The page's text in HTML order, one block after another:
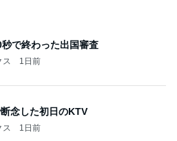
で終わった出国審査
ス 1日前
念した初日のKTV
ス 1日前